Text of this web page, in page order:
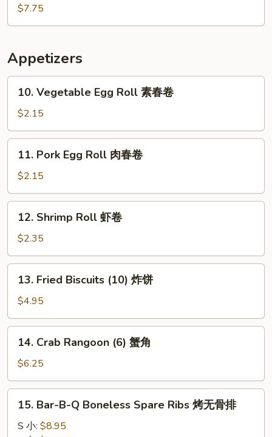
Yat
Gaw
牛
丫
干
$7.75
Appetizers
Vegetable
Egg
Roll
素
10. Vegetable Egg Roll 素春卷
$2.15
Pork
Egg
Roll
肉
11. Pork Egg Roll 肉春卷
$2.15
Shrimp
Roll
虾
卷
12. Shrimp Roll 虾卷
$2.35
Fried
Biscuits
(10)
炸
13. Fried Biscuits (10) 炸饼
$4.95
Crab
Rangoon
(6)
蟹
14. Crab Rangoon (6) 蟹角
$6.25
Bar-
B-
15. Bar-B-Q Boneless Spare Ribs 烤无骨排
S 小: $8.95